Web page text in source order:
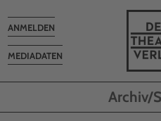
MEDIADATEN
Toggle
navigation
ANMELDEN
Archiv/